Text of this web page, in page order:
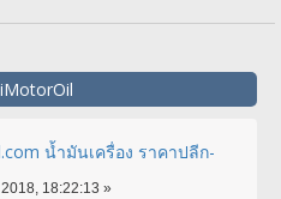
น้ำมันเครื่อง ราคาปลีก-
18:22:13 »